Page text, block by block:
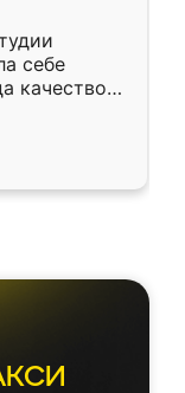
себе
качеством
уже почти